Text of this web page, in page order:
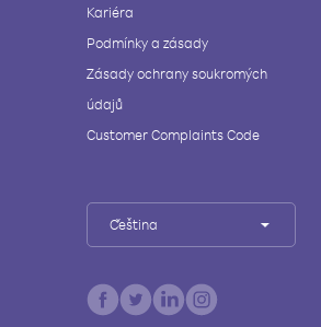
Kariéra
Podmínky a zásady
Zásady ochrany soukromých
údajů
Customer Complaints Code
Čeština